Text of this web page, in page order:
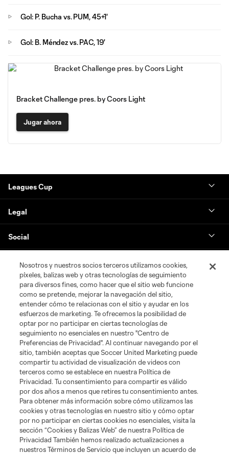
Gol: P. Bucha vs. PUM, 45+1'
Gol: B. Méndez vs. PAC, 19'
Bracket Challenge pres. by Coors Light
Jugar ahora
Leagues Cup
Legal
Social
Términos de servicio
Política de privacidad
No vender ni compartir mi información personal
Cookies Settings
©2026 Soccer United Marketing, LLC. El nombre y el logotipo de Leagues
Cup son marcas registradas. Cualquier uso no autorizado está prohibido.
Nosotros y nuestros socios terceros utilizamos cookies,
píxeles, balizas web y otras tecnologías de seguimiento
para diversos fines, como hacer que el sitio web funcione
como se pretende, mejorar la navegación del sitio,
entender cómo te relacionas con el sitio y ayudar en los
esfuerzos de marketing. Te ofrecemos la posibilidad de
optar por no participar en ciertas tecnologías de
seguimiento no esenciales en nuestro "Centro de
Preferencias de Privacidad". Al continuar navegando por el
sitio, también aceptas que Soccer United Marketing puede
compartir tu actividad de visualización de videos con
terceros como se establece en nuestra Política de
Privacidad. Tu consentimiento para compartir es válido
por dos años a menos que retires tu consentimiento antes.
Para obtener más información sobre cómo utilizamos las
cookies y otras tecnologías en nuestro sitio y cómo optar
por no participar en ciertas cookies no esenciales, visita la
sección “Cookies y Balizas Web” de nuestra Política de
Privacidad También hemos realizado actualizaciones a
nuestros Términos de Servicio que incluyen un acuerdo de